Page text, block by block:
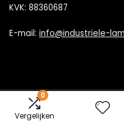
0
Vergelijken
KVK: 88360687
E-mail: info@industriele-
2023 © Industriele-